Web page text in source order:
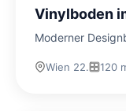
Vinylboden
Moderner
Wien 22. 120